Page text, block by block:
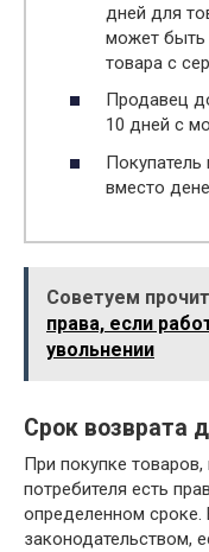
дней для
может быть
товара с
Продавец
10 дней с
вместо
Советуем
права, если
увольнении
Срок возврата
При покупке
потребителя есть
определенном сроке.
законодательством,